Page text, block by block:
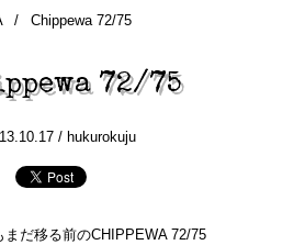
/ Chippewa 72/75
72/75
/ hukurokuju
まだ移る前のCHIPPEWA 72/75